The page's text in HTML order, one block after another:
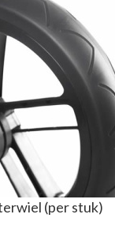
(per stuk)